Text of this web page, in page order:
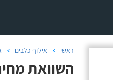
ראשי אילוף כלבים
השוואת